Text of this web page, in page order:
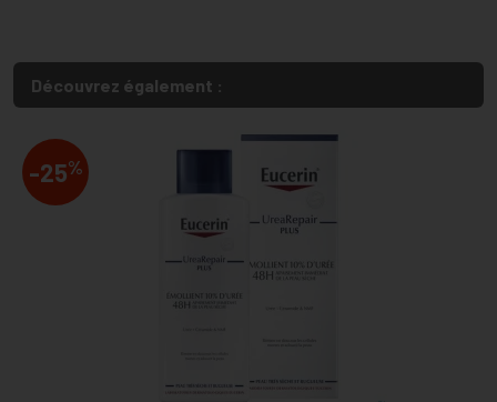
Découvrez également :
-25%